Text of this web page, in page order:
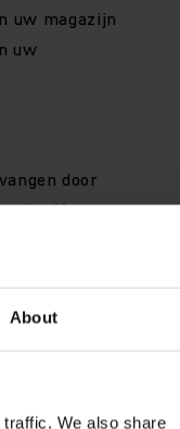
About
We also share
uw magazijn
uw
door
zelf vergt